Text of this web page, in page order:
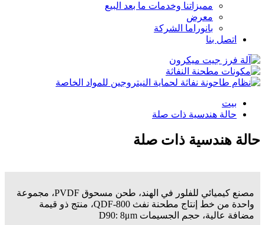
مميزاتنا وخدمات ما بعد البيع
معرض
بانوراما الشركة
اتصل بنا
بيت
حالة هندسية ذات صلة
حالة هندسية ذات صلة
مصنع كيميائي للفلور في الهند، طحن مسحوق PVDF، مجموعة
واحدة من خط إنتاج مطحنة نفث QDF-800، منتج ذو قيمة
مضافة عالية، حجم الجسيمات D90: 8μm